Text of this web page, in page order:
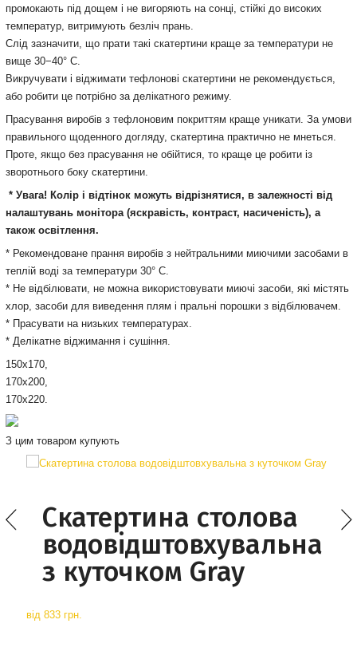
промокають під дощем і не вигоряють на сонці, стійкі до високих
температур, витримують безліч прань.
Слід зазначити, що прати такі скатертини краще за температури не
вище 30−40° С.
Викручувати і віджимати тефлонові скатертини не рекомендується,
або робити це потрібно за делікатного режиму.
Прасування виробів з тефлоновим покриттям краще уникати. За умови
правильного щоденного догляду, скатертина практично не мнеться.
Проте, якщо без прасування не обійтися, то краще це робити із
зворотнього боку скатертини.
* Увага! Колір і відтінок можуть відрізнятися, в залежності від
налаштувань монітора (яскравість, контраст, насиченість), а
також освітлення.
* Рекомендоване прання виробів з нейтральними миючими засобами в
теплій воді за температури 30° С.
* Не відбілювати, не можна використовувати миючі засоби, які містять
хлор, засоби для виведення плям і пральні порошки з відбілювачем.
* Прасувати на низьких температурах.
* Делікатне віджимання і сушіння.
150х170,
170х200,
170х220.
З цим товаром купують
Скатертина столова
водовідштовхувальна
з куточком Gray
від 833 грн.